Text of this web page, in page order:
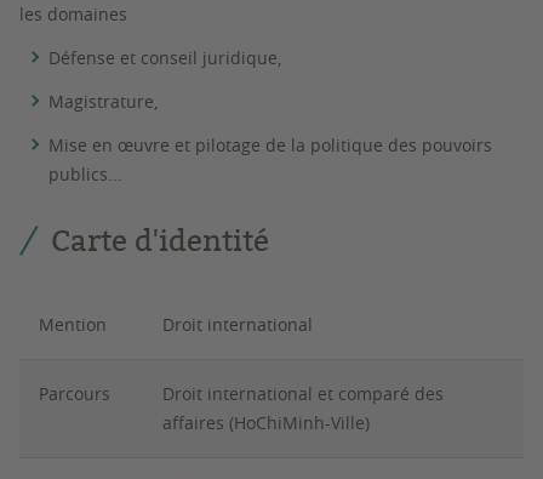
les domaines
Défense et conseil juridique,
Magistrature,
Mise en œuvre et pilotage de la politique des pouvoirs
publics...
Carte d'identité
Mention Droit international
Parcours
Droit international et comparé des
affaires (HoChiMinh-Ville)